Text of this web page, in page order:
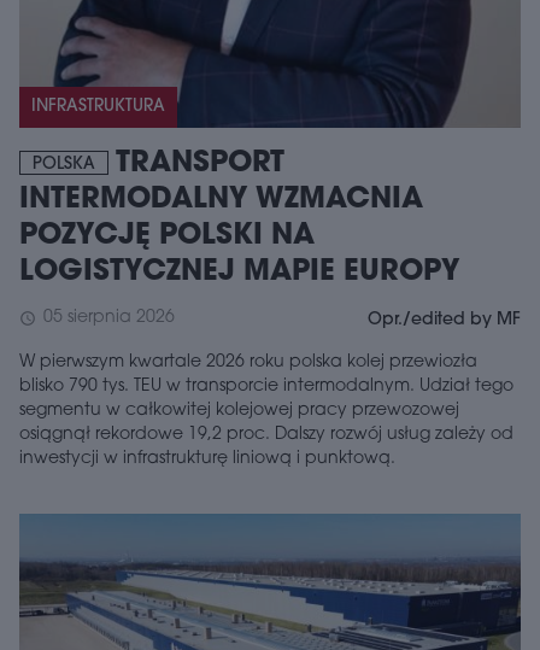
INFRASTRUKTURA
POLSKA
TRANSPORT
INTERMODALNY WZMACNIA
POZYCJĘ POLSKI NA
LOGISTYCZNEJ MAPIE EUROPY
schedule 05 sierpnia 2026 Opr./edited by MF
W pierwszym kwartale 2026 roku polska kolej przewiozła
blisko 790 tys. TEU w transporcie intermodalnym. Udział tego
segmentu w całkowitej kolejowej pracy przewozowej
osiągnął rekordowe 19,2 proc. Dalszy rozwój usług zależy od
inwestycji w infrastrukturę liniową i punktową.